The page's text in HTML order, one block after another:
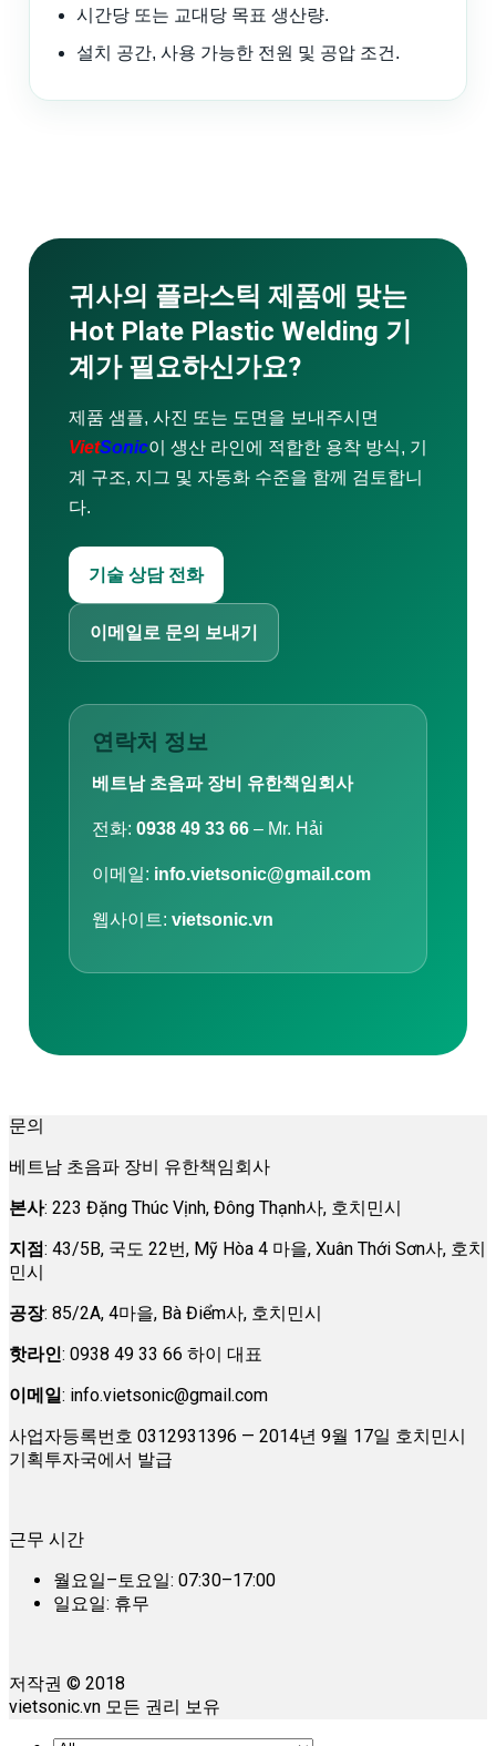
시간당 또는 교대당 목표 생산량.
설치 공간, 사용 가능한 전원 및 공압 조건.
귀사의 플라스틱 제품에 맞는
Hot Plate Plastic Welding 기
계가 필요하신가요?
제품 샘플, 사진 또는 도면을 보내주시면
VietSonic이 생산 라인에 적합한 용착 방식, 기
계 구조, 지그 및 자동화 수준을 함께 검토합니
다.
기술 상담 전화
이메일로 문의 보내기
연락처 정보
베트남 초음파 장비 유한책임회사
전화: 0938 49 33 66 – Mr. Hải
이메일: info.vietsonic@gmail.com
웹사이트: vietsonic.vn
문의
베트남 초음파 장비 유한책임회사
본사: 223 Đặng Thúc Vịnh, Đông Thạnh사, 호치민시
지점: 43/5B, 국도 22번, Mỹ Hòa 4 마을, Xuân Thới Sơn사, 호치
민시
공장: 85/2A, 4마을, Bà Điểm사, 호치민시
핫라인: 0938 49 33 66 하이 대표
이메일: info.vietsonic@gmail.com
사업자등록번호 0312931396 — 2014년 9월 17일 호치민시
기획투자국에서 발급
근무 시간
월요일–토요일: 07:30–17:00
일요일: 휴무
저작권 © 2018
vietsonic.vn 모든 권리 보유